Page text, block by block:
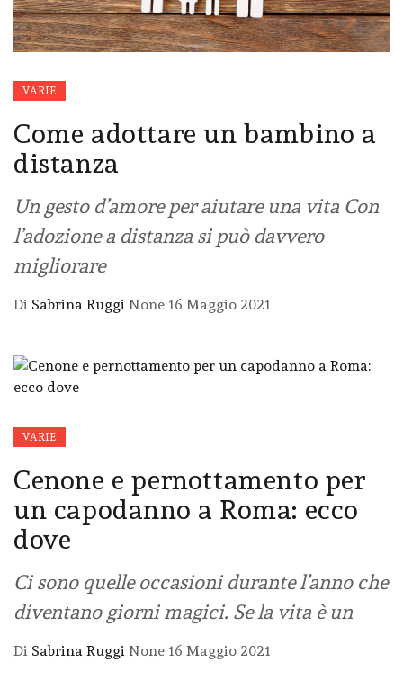
VARIE
Come adottare un bambino a
distanza
Un gesto d’amore per aiutare una vita Con
l’adozione a distanza si può davvero
migliorare
Di Sabrina Ruggi None 16 Maggio 2021
VARIE
Cenone e pernottamento per
un capodanno a Roma: ecco
dove
Ci sono quelle occasioni durante l’anno che
diventano giorni magici. Se la vita è un
Di Sabrina Ruggi None 16 Maggio 2021